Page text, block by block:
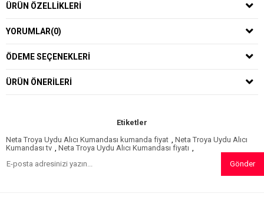
ÜRÜN ÖZELLIKLERI
YORUMLAR(0)
ÖDEME SEÇENEKLERI
ÜRÜN ÖNERILERI
Etiketler
Neta Troya Uydu Alıcı Kumandası kumanda fiyat
Neta Troya Uydu Alıcı
Kumandası tv
Neta Troya Uydu Alıcı Kumandası fiyatı
Gönder